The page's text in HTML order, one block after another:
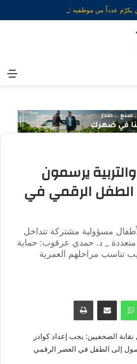
يرسمون
الطفل الرقمي في
مسؤولية مشتركة تتداخل
_ د. حمدي عرقوب: حماية
تناسب مراحلهم العمرية
واتساب مشاركة عبر البريد طباعة
نقابة الصحفيين: يجب إعداد كوادر
إلى الطفل في العصر الرقمي